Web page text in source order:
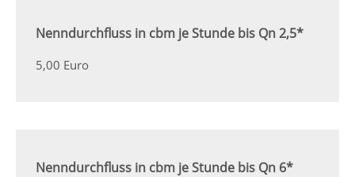
Nenndurchfluss in cbm je Stunde bis Qn 2,5*
5,00 Euro
Nenndurchfluss in cbm je Stunde bis Qn 6*